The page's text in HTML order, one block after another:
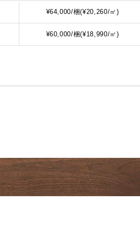
¥64,000/梱(¥20,260/㎡)
¥60,000/梱(¥18,990/㎡)